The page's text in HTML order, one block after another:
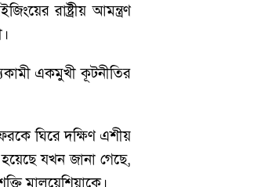
রাষ্ট্রীয় আমন্ত্রণ
একমুখী কূটনীতির
ঘিরে দক্ষিণ এশীয়
যখন জানা গেছে,
মালয়েশিয়াকে।